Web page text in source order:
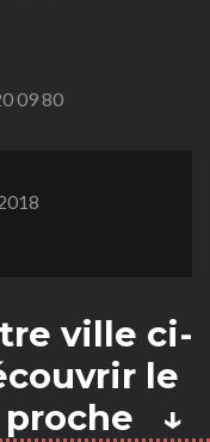
09 80
ville ci-
le
proche ↓